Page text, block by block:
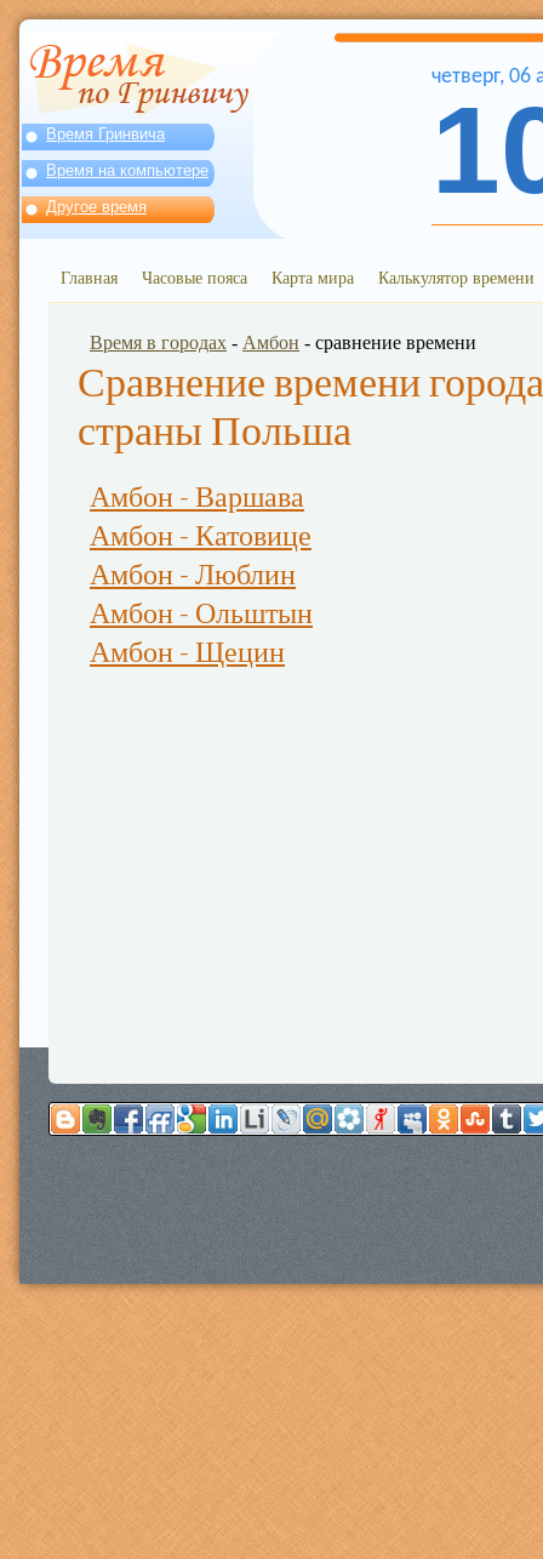
Время Гринвича
Время на компьютере
Другое время
четверг, 06
Главная Часовые пояса Карта мира Калькулятор времени
Время в городах - Амбон - сравнение времени
Сравнение времени
страны Польша
Амбон - Варшава
Амбон - Катовице
Амбон - Люблин
Амбон - Ольштын
Амбон - Щецин